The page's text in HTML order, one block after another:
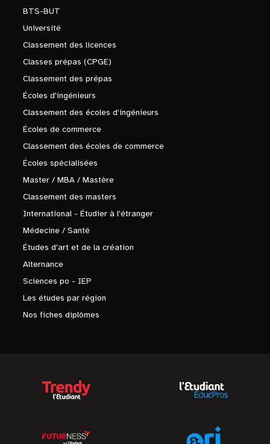
BTS-BUT
Université
Classement des licences
Classes prépas (CPGE)
Classement des prépas
Écoles d'ingénieurs
Classement des écoles d'ingénieurs
Écoles de commerce
Classement des écoles de commerce
Écoles spécialisées
Master / MBA / Mastère
Classement des masters
International - Étudier à l'étranger
Médecine / Santé
Études d'art et de la création
Alternance
Sciences po - IEP
Les études par région
Nos fiches diplômes